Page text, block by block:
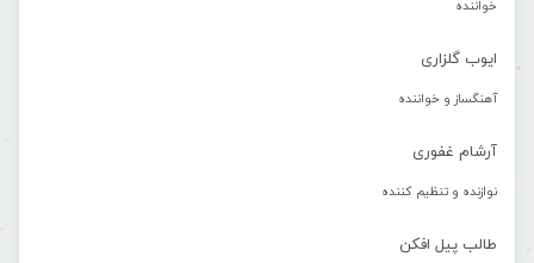
خواننده
ایوب گلزاری
آهنگساز و خواننده
آرشام غفوری
نوازنده و تنظیم کننده
طالب پیل افکن